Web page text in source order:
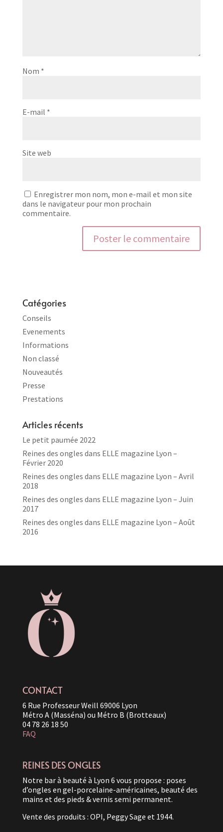
Nom *
E-mail *
Site web
Enregistrer mon nom, mon e-mail et mon site
dans le navigateur pour mon prochain
commentaire.
Catégories
Conseils
Evenements
Informations
Non classé
Nouveautés
Presse
Prestations
Articles récents
Le petit paumée 2022
Reines des ongles dans ELLE magazine Lyon –
Février 2020
Reines des ongles dans ELLE magazine Lyon – Avril
2018
Reines des ongles dans ELLE magazine Lyon – Juin
2017
Reines des ongles dans ELLE magazine Lyon – Août
2016
CONTACT
6 Rue Professeur Weill 69006 Lyon
Métro A (Masséna) ou Métro B (Brotteaux)
04 78 26 18 50
FAQ
REINES DES ONGLES
Notre bar à beauté à Lyon 6 vous propose : poses
d’ongles en gel-porcelaine-américaines, beauté des
mains et des pieds & vernis semi permanent.
Vente des produits : OPI, Peggy Sage et 1944.